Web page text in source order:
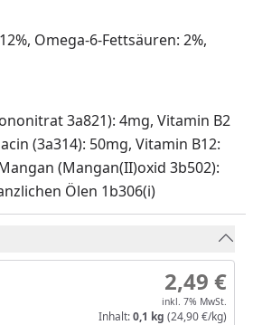
Omega-6-Fettsäuren: 2%,
3a821): 4mg, Vitamin B2
(3a314): 50mg, Vitamin B12:
(Mangan(II)oxid 3b502):
Ölen 1b306(i)
2,49 €
inkl. 7% MwSt.
Inhalt:0,1 kg (24,90 €/kg)